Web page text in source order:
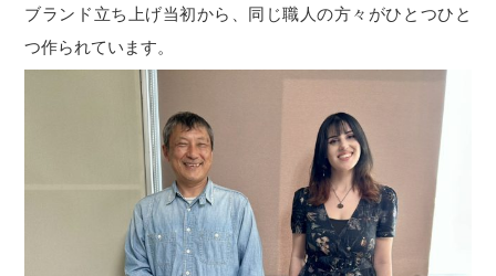
ブランド立ち上げ当初から、同じ職人の方々がひとつひと
つ作られています。